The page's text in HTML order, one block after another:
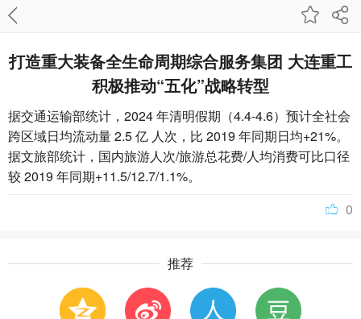
打造重大装备全生命周期综合服务集团 大连重工
积极推动“五化”战略转型
据交通运输部统计，2024 年清明假期（4.4-4.6）预计全社会
跨区域日均流动量 2.5 亿 人次，比 2019 年同期日均+21%。
据文旅部统计，国内旅游人次/旅游总花费/人均消费可比口径
较 2019 年同期+11.5/12.7/1.1%。
0
推荐